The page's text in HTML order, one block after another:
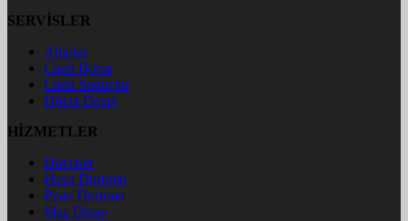
SERVİSLER
Altınlar
Canlı Borsa
Canlı Sonuçlar
Döviz Detay
HİZMETLER
Dövizler
Hava Durumu
Puan Durumu
Maç Detay